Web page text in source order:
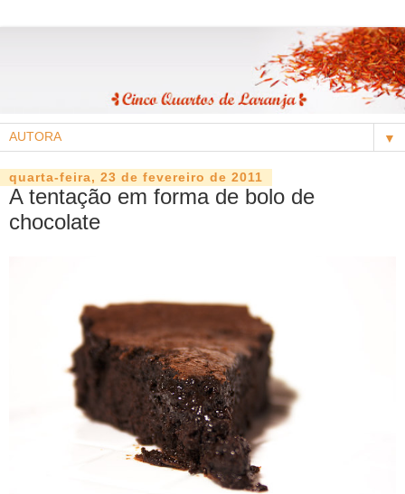
▼
quarta-feira, 23 de fevereiro de 2011
A tentação em forma de bolo de
chocolate